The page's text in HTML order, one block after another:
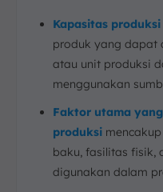
c. Investasi dalam
d. Peningkatan
Tenaga Kerja
e. Pemeliharaan
f. Manajemen
g. Perencanaan
10. Kesimpulan
FAQ:
Kapasitas
produk yang dapat
atau unit produksi
menggunakan
Faktor utama
produksi
baku, fasilitas fisik,
digunakan dalam